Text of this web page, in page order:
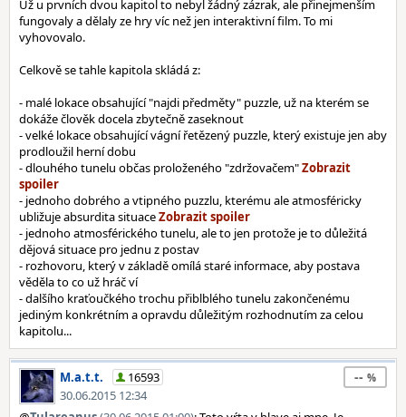
Už u prvních dvou kapitol to nebyl žádný zázrak, ale přinejmenším
fungovaly a dělaly ze hry víc než jen interaktivní film. To mi
vyhovovalo.
Celkově se tahle kapitola skládá z:
- malé lokace obsahující "najdi předměty" puzzle, už na kterém se
dokáže člověk docela zbytečně zaseknout
- velké lokace obsahující vágní řetězený puzzle, který existuje jen aby
prodloužil herní dobu
- dlouhého tunelu občas proloženého "zdržovačem"
- jednoho dobrého a vtipného puzzlu, kterému ale atmosféricky
ubližuje absurdita situace
- jednoho atmosférického tunelu, ale to jen protože je to důležitá
dějová situace pro jednu z postav
- rozhovoru, který v základě omílá staré informace, aby postava
věděla to co už hráč ví
- dalšího kraťoučkého trochu přiblblého tunelu zakončenému
jediným konkrétním a opravdu důležitým rozhodnutím za celou
kapitolu...
M.a.t.t.
16593
30.06.2015 12:34
--